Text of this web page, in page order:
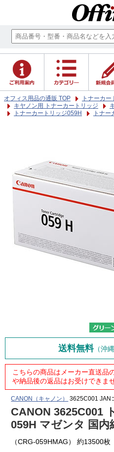
オフィス用品の通販 TOP
トナーカー
キヤノン用 トナーカートリッジ
トナーカートリッジ059H
トナー
送料無料（沖
こちらの商品はメーカー直送品
や納品後の返品はお受けできま
CANON（キャノン） 3625C001 JAN
CANON 3625C001
059H マゼンタ 国内
（CRG-059HMAG） 約13500枚